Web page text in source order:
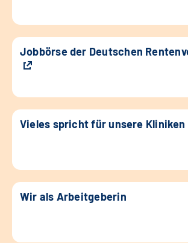
Jobbörse der Deutschen
Vieles spricht für unsere Kliniken
Wir als Arbeitgeberin